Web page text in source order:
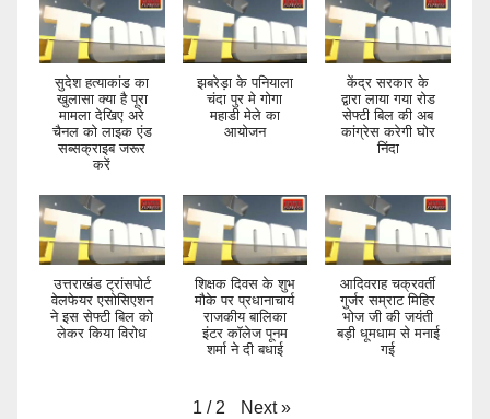
सुदेश हत्याकांड का
खुलासा क्या है पूरा
मामला देखिए अरे
चैनल को लाइक एंड
सब्सक्राइब जरूर
करें
झबरेड़ा के पनियाला
चंदा पुर मे गोगा
महाडी मेले का
आयोजन
केंद्र सरकार के
द्वारा लाया गया रोड
सेफ्टी बिल की अब
कांग्रेस करेगी घोर
निंदा
उत्तराखंड ट्रांसपोर्ट
वेलफेयर एसोसिएशन
ने इस सेफ्टी बिल को
लेकर किया विरोध
शिक्षक दिवस के शुभ
मौके पर प्रधानाचार्य
राजकीय बालिका
इंटर कॉलेज पूनम
शर्मा ने दी बधाई
आदिवराह चक्रवर्ती
गुर्जर सम्राट मिहिर
भोज जी की जयंती
बड़ी धूमधाम से मनाई
गई
1 / 2 Next »